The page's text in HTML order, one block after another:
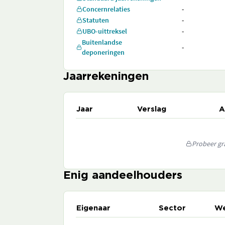
Concernrelaties
-
Statuten
-
UBO-uittreksel
-
Buitenlandse
deponeringen
-
Jaarrekeningen
Jaar Verslag
Probeer
Enig aandeelhouders
Eigenaar Sector